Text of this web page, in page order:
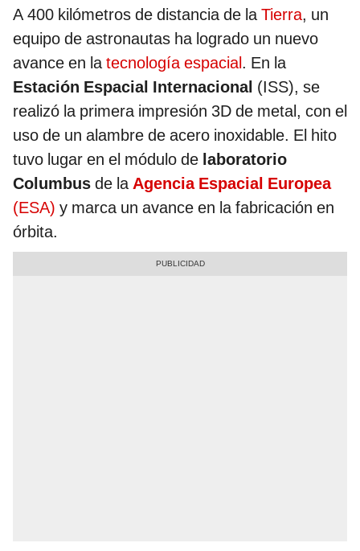
A 400 kilómetros de distancia de laTierra, un
equipo de astronautas ha logrado un nuevo
avance en latecnología espacial. En la
Estación Espacial Internacional (ISS), se
realizó la primera impresión 3D de metal, con el
uso de un alambre de acero inoxidable. El hito
tuvo lugar en el módulo de laboratorio
Columbus de laAgencia Espacial Europea
(ESA) y marca un avance en la fabricación en
órbita.